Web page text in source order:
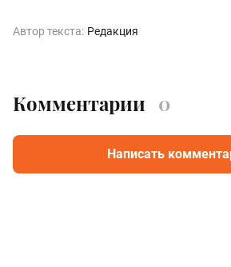
Автор текста: Редакция
Комментарии 0
Написать